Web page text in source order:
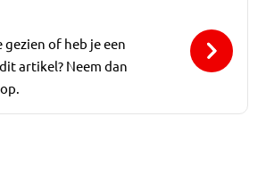
of heb je een
artikel? Neem dan